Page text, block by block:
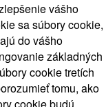
vášho
sa súbory cookie,
do vášho
základných
cookie tretích
tomu, ako